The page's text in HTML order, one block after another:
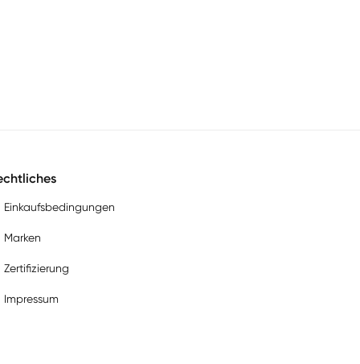
Einkaufsbedingungen
Marken
Zertifizierung
Impressum